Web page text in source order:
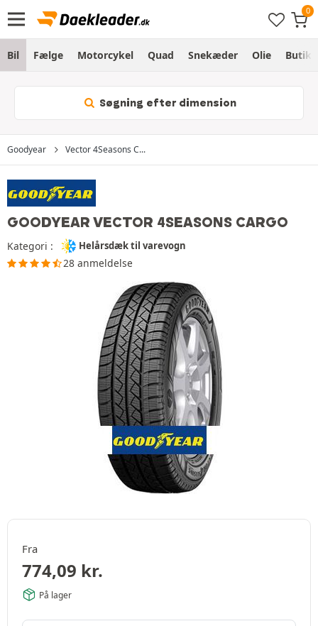
Bil Fælge Motorcykel Quad Snekæder Olie Butik
Søgning efter dimension
Goodyear Vector 4Seasons C...
GOODYEAR VECTOR 4SEASONS CARGO
Kategori : Helårsdæk til varevogn
28 anmeldelse
Fra
774,09 kr.
På lager